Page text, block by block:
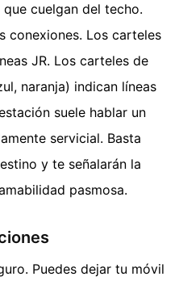
cuelgan del techo.
conexiones. Los carteles
JR. Los carteles de
naranja) indican líneas
suele hablar un
servicial. Basta
y te señalarán la
pasmosa.
Puedes dejar tu móvil